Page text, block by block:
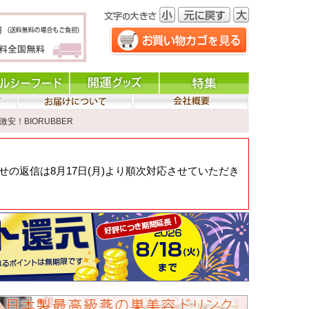
激安！BIORUBBER
の返信は8月17日(月)より順次対応させていただき